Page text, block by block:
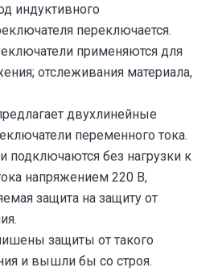
индуктивного
переключается.
применяются для
отслеживания материала,
двухлинейные
переменного тока.
подключаются без нагрузки к
напряжением 220 В,
защита на защиту от
защиты от такого
и вышли бы со строя.